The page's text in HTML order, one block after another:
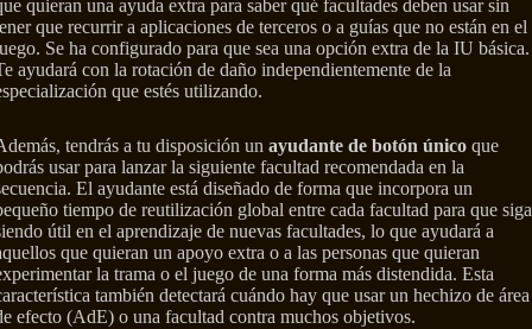
quieran una ayuda extra para saber qué facultades deben usar sin
que recurrir a aplicaciones de terceros o a guías que no están en el
Se ha configurado para que sea una opción extra de la IU básica.
ayudará con la rotación de daño independientemente de la
que estés utilizando.
tendrás a tu disposición un ayudante de botón únicoque
usar para lanzar la siguiente facultad recomendada en la
El ayudante está diseñado de forma que incorpora un
tiempo de reutilización global entre cada facultad para que siga
útil en el aprendizaje de nuevas facultades, lo que ayudará a
que quieran un apoyo extra o a las personas que quieran
la trama o el juego de una forma más distendida. Esta
también detectará cuándo hay que usar un hechizo de área
efecto (AdE) o una facultad contra muchos objetivos.